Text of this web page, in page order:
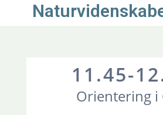
11.45-
Orientering i